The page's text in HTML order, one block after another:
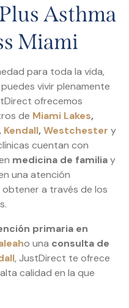
Asthma
Miami
para toda la vida,
vivir plenamente
ofrecemos
de Miami Lakes,
, Kendall, Westchester y
cuentan con
medicina de familiay
una atención
a través de los
primaria en
o una consulta de
, JustDirect te ofrece
calidad en la que